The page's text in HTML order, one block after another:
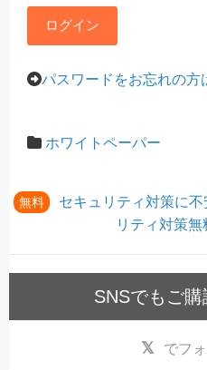
パスワードをお忘れの方
ホワイトペーパー
無料
セキュリティ対策に
リティ対策無
SNSでもご購
でフ